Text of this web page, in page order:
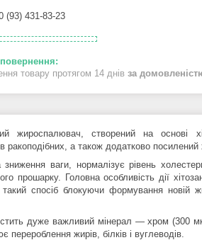
(93) 431-83-23
товару протягом 14 днів за
жироспалювач, створений на основі
ракоподібних, а також додатково
ваги, нормалізує рівень
прошарку. Головна особливість дії
такий спосіб блокуючи формування
дуже важливий мінерал — хром (300
жирів, білків і вуглеводів.